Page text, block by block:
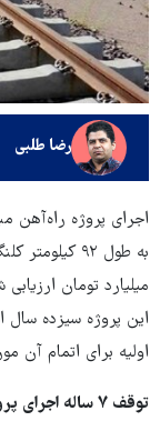
رضا طلبی
میلیارد تومان
این پروژه سیزده سال
اولیه برای اتمام آن
توقف ۷ ساله اجرای پروژه